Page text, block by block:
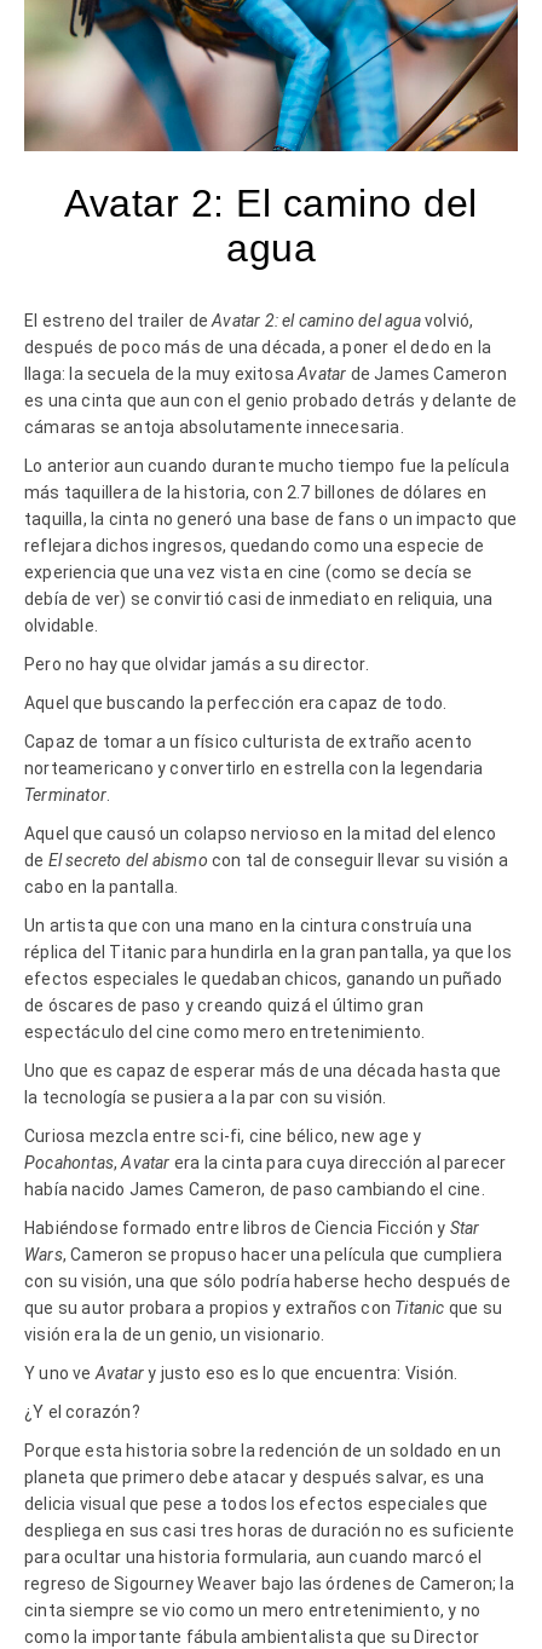
Avatar 2: El camino del
agua
El estreno del trailer deAvatar 2: el camino del aguavolvió,
después de poco más de una década, a poner el dedo en la
llaga: la secuela de la muy exitosaAvatar de James Cameron
es una cinta que aun con el genio probado detrás y delante de
cámaras se antoja absolutamente innecesaria.
Lo anterior aun cuando durante mucho tiempo fue la película
más taquillera de la historia, con 2.7 billones de dólares en
taquilla, la cinta no generó una base de fans o un impacto que
reflejara dichos ingresos, quedando como una especie de
experiencia que una vez vista en cine (como se decía se
debía de ver) se convirtió casi de inmediato en reliquia, una
olvidable.
Pero no hay que olvidar jamás a su director.
Aquel que buscando la perfección era capaz de todo.
Capaz de tomar a un físico culturista de extraño acento
norteamericano y convertirlo en estrella con la legendaria
Terminator.
Aquel que causó un colapso nervioso en la mitad del elenco
de El secreto del abismocon tal de conseguir llevar su visión a
cabo en la pantalla.
Un artista que con una mano en la cintura construía una
réplica del Titanic para hundirla en la gran pantalla, ya que los
efectos especiales le quedaban chicos, ganando un puñado
de óscares de paso y creando quizá el último gran
espectáculo del cine como mero entretenimiento.
Uno que es capaz de esperar más de una década hasta que
la tecnología se pusiera a la par con su visión.
Curiosa mezcla entre sci-fi, cine bélico, new age y
Pocahontas,Avatar era la cinta para cuya dirección al parecer
había nacido James Cameron, de paso cambiando el cine.
Habiéndose formado entre libros de Ciencia Ficción y Star
Wars, Cameron se propuso hacer una película que cumpliera
con su visión, una que sólo podría haberse hecho después de
que su autor probara a propios y extraños con Titanic que su
visión era la de un genio, un visionario.
Y uno veAvatary justo eso es lo que encuentra: Visión.
¿Y el corazón?
Porque esta historia sobre la redención de un soldado en un
planeta que primero debe atacar y después salvar, es una
delicia visual que pese a todos los efectos especiales que
despliega en sus casi tres horas de duración no es suficiente
para ocultar una historia formularia, aun cuando marcó el
regreso de Sigourney Weaver bajo las órdenes de Cameron; la
cinta siempre se vio como un mero entretenimiento, y no
como la importante fábula ambientalista que su Director